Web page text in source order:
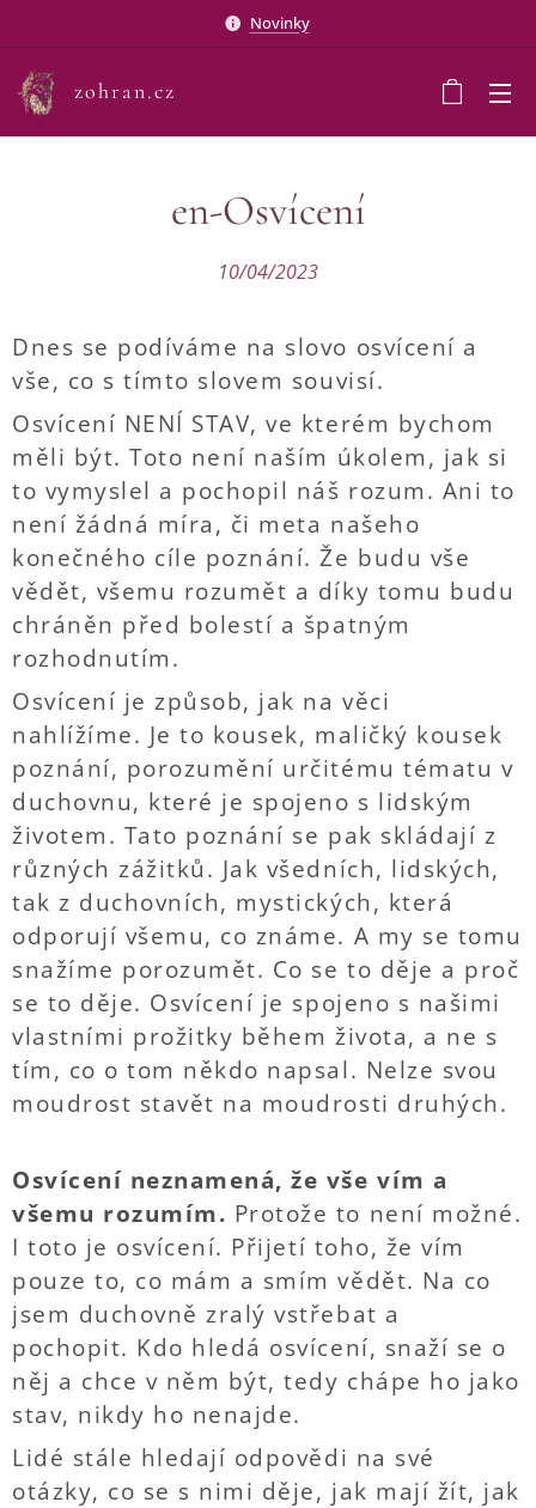
Novinky
zohran.cz
en-Osvícení
10/04/2023
Dnes se podíváme na slovo osvícení a
vše, co s tímto slovem souvisí.
Osvícení NENÍ STAV, ve kterém bychom
měli být. Toto není naším úkolem, jak si
to vymyslel a pochopil náš rozum. Ani to
není žádná míra, či meta našeho
konečného cíle poznání. Že budu vše
vědět, všemu rozumět a díky tomu budu
chráněn před bolestí a špatným
rozhodnutím.
Osvícení je způsob, jak na věci
nahlížíme. Je to kousek, maličký kousek
poznání, porozumění určitému tématu v
duchovnu, které je spojeno s lidským
životem. Tato poznání se pak skládají z
různých zážitků. Jak všedních, lidských,
tak z duchovních, mystických, která
odporují všemu, co známe. A my se tomu
snažíme porozumět. Co se to děje a proč
se to děje. Osvícení je spojeno s našimi
vlastními prožitky během života, a ne s
tím, co o tom někdo napsal. Nelze svou
moudrost stavět na moudrosti druhých.
Osvícení neznamená, že vše vím a
všemu rozumím. Protože to není možné.
I toto je osvícení. Přijetí toho, že vím
pouze to, co mám a smím vědět. Na co
jsem duchovně zralý vstřebat a
pochopit. Kdo hledá osvícení, snaží se o
něj a chce v něm být, tedy chápe ho jako
stav, nikdy ho nenajde.
Lidé stále hledají odpovědi na své
otázky, co se s nimi děje, jak mají žít, jak